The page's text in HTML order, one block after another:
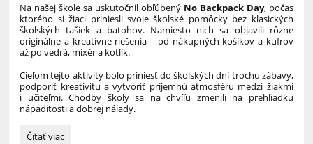
Na našej škole sa uskutočnil obľúbený No Backpack Day, počas
ktorého si žiaci priniesli svoje školské pomôcky bez klasických
školských tašiek a batohov. Namiesto nich sa objavili rôzne
originálne a kreatívne riešenia – od nákupných košíkov a kufrov
až po vedrá, mixér a kotlík.
Cieľom tejto aktivity bolo priniesť do školských dní trochu zábavy,
podporiť kreativitu a vytvoriť príjemnú atmosféru medzi žiakmi
i učiteľmi. Chodby školy sa na chvíľu zmenili na prehliadku
nápaditosti a dobrej nálady.
No
Čítať viac